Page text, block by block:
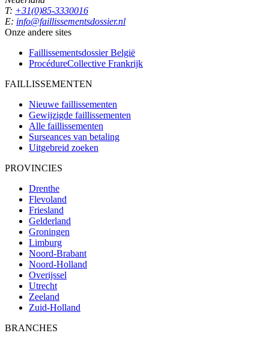
T: +31(0)85-3330016
E: info@faillissementsdossier.nl
Onze andere sites
Faillissementsdossier België
ProcédureCollective Frankrijk
FAILLISSEMENTEN
Nieuwe faillissementen
Gewijzigde faillissementen
Alle faillissementen
Surseances van betaling
Uitgebreid zoeken
PROVINCIES
Drenthe
Flevoland
Friesland
Gelderland
Groningen
Limburg
Noord-Brabant
Noord-Holland
Overijssel
Utrecht
Zeeland
Zuid-Holland
BRANCHES